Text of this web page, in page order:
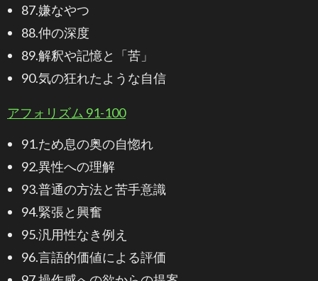
87.嫌なやつ
88.仲の深度
89.解釈や記憶と「苦」
90.気の狂れたような自信
アフォリズム 91-100
91.ため息の奥の自惚れ
92.異性への理解
93.普通の方法と苦手意識
94.緊張と興奮
95.汎用性なき例え
96.言語的価値による評価